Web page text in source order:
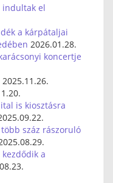
indultak el
a kárpátaljai
2026.01.28.
koncertje
2025.11.26.
is kiosztásra
száz rászoruló
a